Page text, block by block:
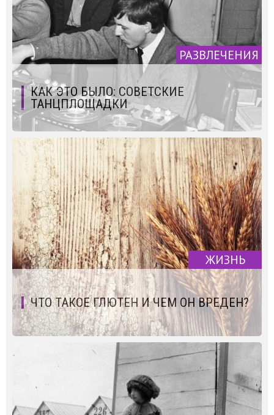
РАЗВЛЕЧЕНИЯ
КАК ЭТО БЫЛО: СОВЕТСКИЕ
ТАНЦПЛОЩАДКИ
ЖИЗНЬ
ЧТО ТАКОЕ ГЛЮТЕН И ЧЕМ ОН ВРЕДЕН?